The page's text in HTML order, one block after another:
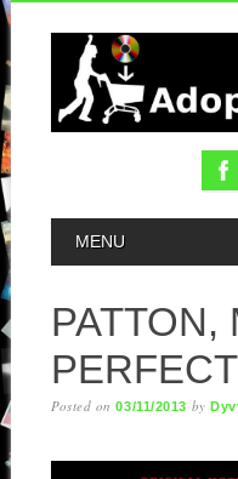
MAIN MENU
MENU
PATTON,
Posted on03/11/2013 by